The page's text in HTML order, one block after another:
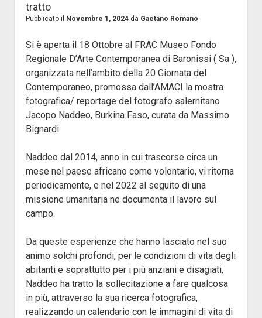
tratto
Pubblicato il Novembre 1, 2024da Gaetano Romano
Si è aperta il 18 Ottobre al FRAC Museo Fondo
Regionale D’Arte Contemporanea di Baronissi ( Sa ),
organizzata nell’ambito della 20 Giornata del
Contemporaneo, promossa dall’AMACI la mostra
fotografica/ reportage del fotografo salernitano
Jacopo Naddeo, Burkina Faso, curata da Massimo
Bignardi.
Naddeo dal 2014, anno in cui trascorse circa un
mese nel paese africano come volontario, vi ritorna
periodicamente, e nel 2022 al seguito di una
missione umanitaria ne documenta il lavoro sul
campo.
Da queste esperienze che hanno lasciato nel suo
animo solchi profondi, per le condizioni di vita degli
abitanti e soprattutto per i più anziani e disagiati,
Naddeo ha tratto la sollecitazione a fare qualcosa
in più, attraverso la sua ricerca fotografica,
realizzando un calendario con le immagini di vita di